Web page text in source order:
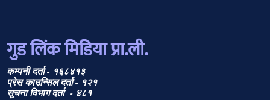
गुड लिंक मिडिया प्रा.ली.
कम्पनी दर्ता - १६८४१३
प्रेस काउन्सिल दर्ता - १२१
सूचना विभाग दर्ता - ४८१